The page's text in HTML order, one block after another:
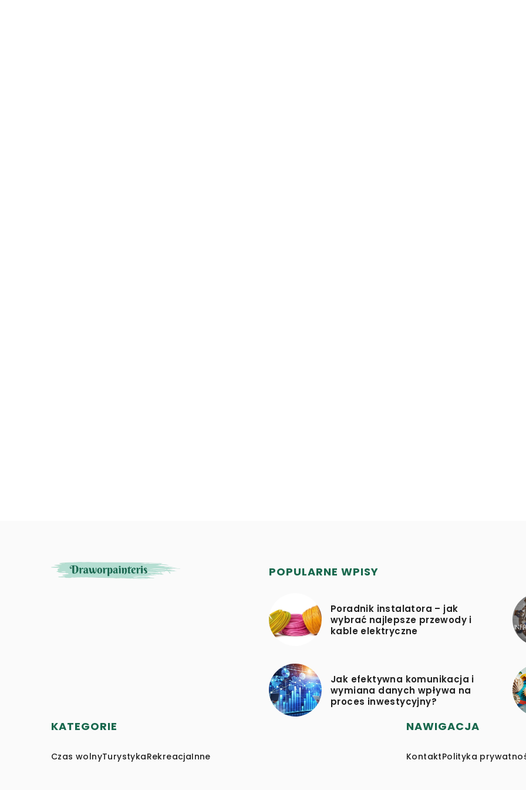
POPULARNE WPISY
Poradnik instalatora – jak
wybrać najlepsze przewody i
kable elektryczne
Jak efektywna komunikacja i
wymiana danych wpływa na
proces inwestycyjny?
KATEGORIE
Czas wolnyTurystykaRekreacjaInne
NAWIGACJA
KontaktPolityka